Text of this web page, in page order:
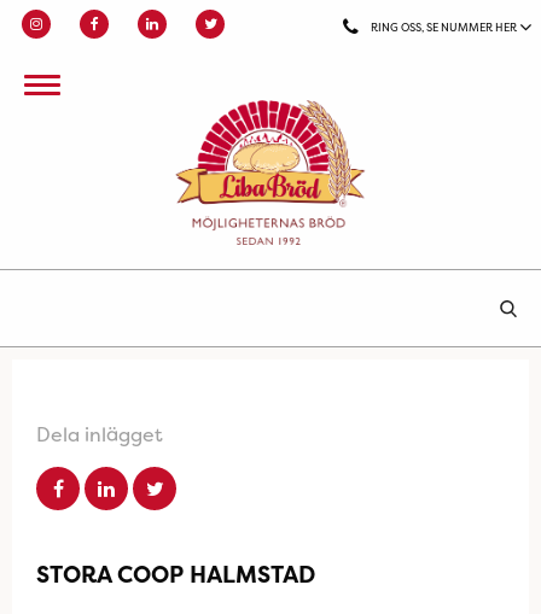
RING OSS, SE NUMMER HER
Dela inlägget
STORA COOP HALMSTAD